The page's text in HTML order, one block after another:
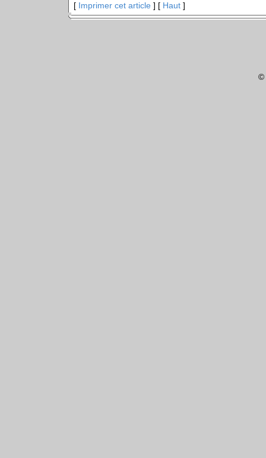
[ Imprimer cet article ] [ Haut ]
©